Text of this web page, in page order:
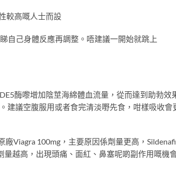
較高嘅人士而設
自己身體反應再調整。唔建議一開始就跳上
酶嚟增加陰莖海綿體血流量，從而達到助勃效
建議空腹服用或者食完清淡嘢先食，咁樣吸收會
Viagra 100mg，主要原因係劑量更高，
越高，出現頭痛、面紅、鼻塞呢啲副作用嘅機